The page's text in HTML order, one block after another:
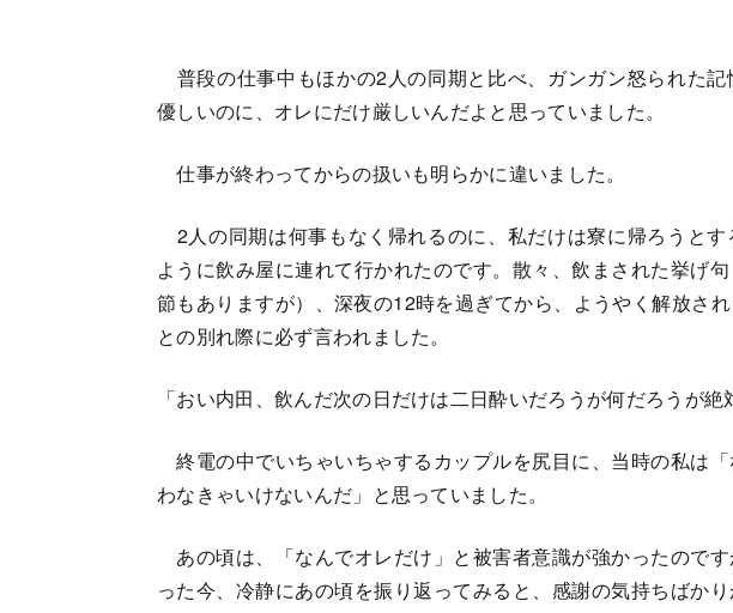
普段の仕事中もほかの2人の同期と比べ、ガンガン怒られた
優しいのに、オレにだけ厳しいんだよと思っていました。
仕事が終わってからの扱いも明らかに違いました。
2人の同期は何事もなく帰れるのに、私だけは寮に帰ろうと
ように飲み屋に連れて行かれたのです。散々、飲まされた挙げ
節もありますが）、深夜の12時を過ぎてから、ようやく解放さ
との別れ際に必ず言われました。
「おい内田、飲んだ次の日だけは二日酔いだろうが何だろうが絶
終電の中でいちゃいちゃするカップルを尻目に、当時の私は
わなきゃいけないんだ」と思っていました。
あの頃は、「なんでオレだけ」と被害者意識が強かったので
った今、冷静にあの頃を振り返ってみると、感謝の気持ちばか